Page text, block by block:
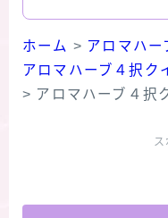
ホーム > アロマハ
アロマハーブ４択
> アロマハーブ４択
ス